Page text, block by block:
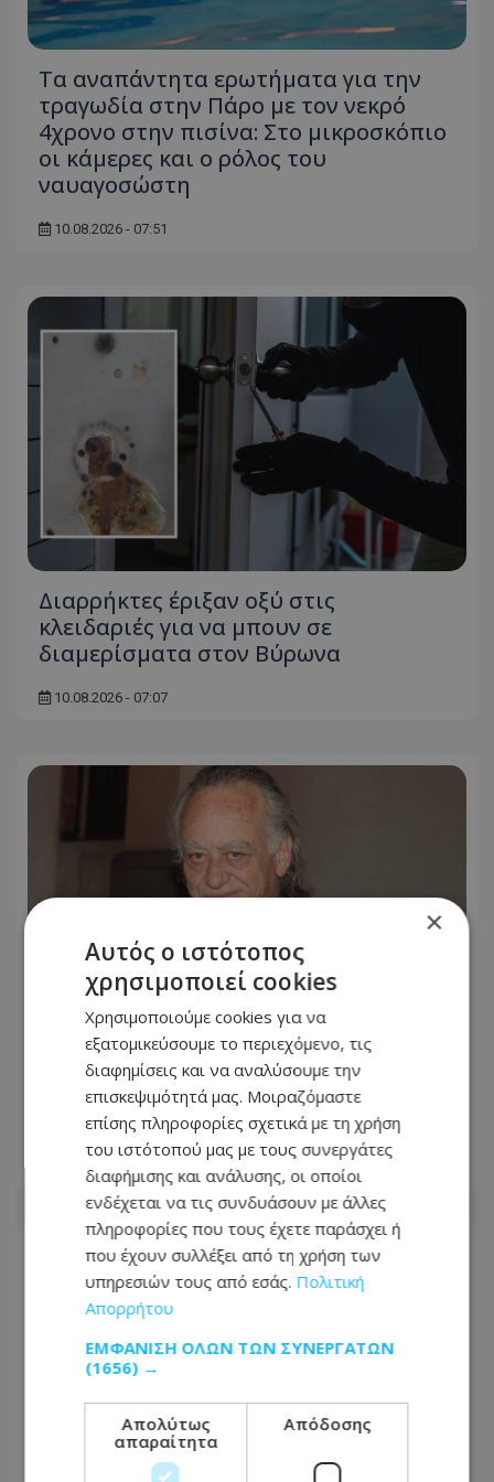
Τα αναπάντητα ερωτήματα για την
τραγωδία στην Πάρο με τον νεκρό
4χρονο στην πισίνα: Στο μικροσκόπιο
οι κάμερες και ο ρόλος του
ναυαγοσώστη
10.08.2026 - 07:51
Διαρρήκτες έριξαν οξύ στις
κλειδαριές για να μπουν σε
διαμερίσματα στον Βύρωνα
10.08.2026 - 07:07
Πέθανε στα 74 του χρόνια ο
σπουδαίος ηθοποιός Νίκος
Καλογερόπουλος
×
Αυτός ο ιστότοπος
χρησιμοποιεί cookies
Χρησιμοποιούμε cookies για να
εξατομικεύσουμε το περιεχόμενο, τις
διαφημίσεις και να αναλύσουμε την
επισκεψιμότητά μας. Μοιραζόμαστε
επίσης πληροφορίες σχετικά με τη χρήση
του ιστότοπού μας με τους συνεργάτες
διαφήμισης και ανάλυσης, οι οποίοι
ενδέχεται να τις συνδυάσουν με άλλες
πληροφορίες που τους έχετε παράσχει ή
που έχουν συλλέξει από τη χρήση των
υπηρεσιών τους από εσάς. Πολιτική
Απορρήτου
ΕΜΦΆΝΙΣΗ ΌΛΩΝ ΤΩΝ ΣΥΝΕΡΓΑΤΏΝ
(1656) →
Απολύτως
απαραίτητα
Απόδοσης